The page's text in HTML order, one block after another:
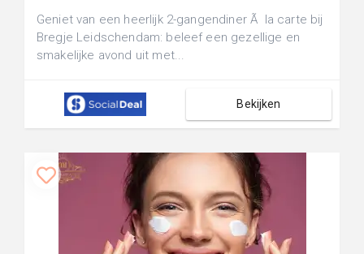
Geniet van een heerlijk 2-gangendiner Ã la carte bij
Bregje Leidschendam: beleef een gezellige en
smakelijke avond uit met...
Bekijken